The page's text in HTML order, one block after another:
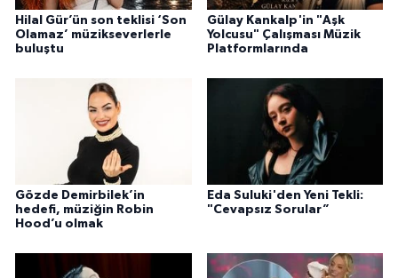
Hilal Gür’ün son teklisi ‘Son
Olamaz’ müzikseverlerle
buluştu
Gülay Kankalp'in "Aşk
Yolcusu" Çalışması Müzik
Platformlarında
Gözde Demirbilek’in
hedefi, müziğin Robin
Hood’u olmak
Eda Suluki'den Yeni Tekli:
"Cevapsız Sorular”